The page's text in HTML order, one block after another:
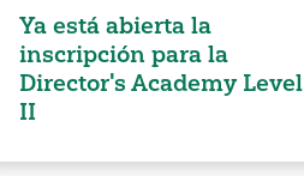
Ya está abierta la
inscripción para la
Director's Academy Level
II